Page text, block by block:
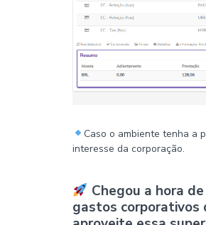
Caso o ambiente tenha a
interesse da corporação.
Chegou a hora
gastos corporativos